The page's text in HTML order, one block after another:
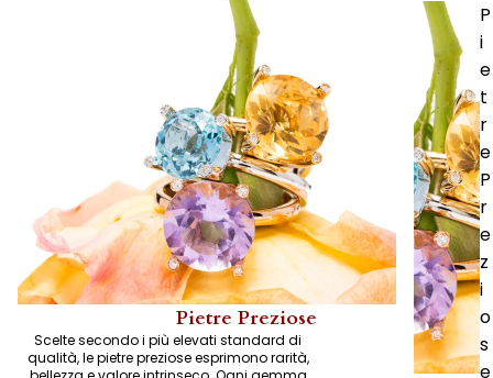
P
i
e
t
r
e
P
r
e
z
i
o
s
e
Pietre Preziose
Scelte secondo i più elevati standard di
qualità, le pietre preziose esprimono rarità,